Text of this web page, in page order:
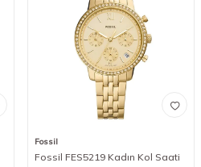
Fossil
Fossil FES5219 Kadın Kol Saati